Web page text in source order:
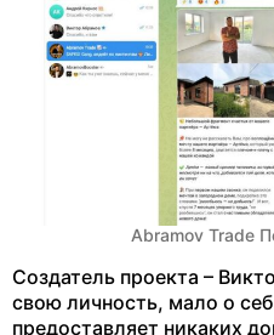
Abramov Trade
Создатель проекта –
свою личность, мало о
предоставляет никаких